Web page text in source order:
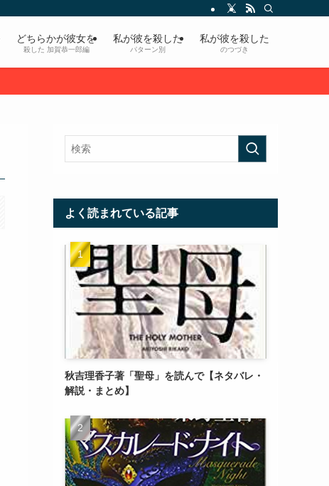
どちらかが彼女を
殺した 加賀恭一郎編
私が彼を殺した
パターン別
私が彼を殺した
のつづき
よく読まれている記事
秋吉理香子著「聖母」を読んで【ネタバレ・
解説・まとめ】